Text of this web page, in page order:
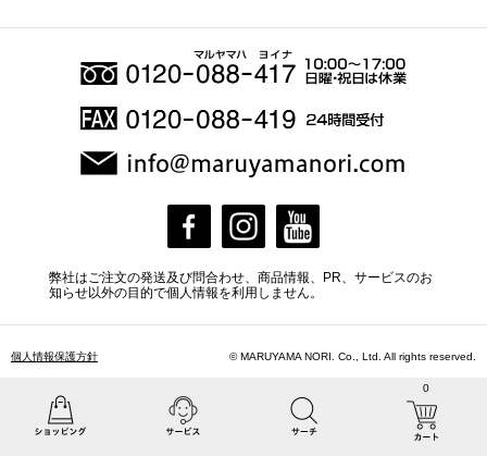
0
弊社はご注文の発送及び問合わせ、商品情報、PR、サービスのお
知らせ以外の目的で個人情報を利用しません。
個人情報保護方針 © MARUYAMA NORI. Co., Ltd. All rights reserved.